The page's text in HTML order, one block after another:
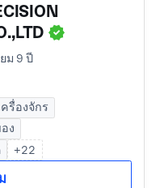
ม 9 ปี
รื่องจักร
ง
+22